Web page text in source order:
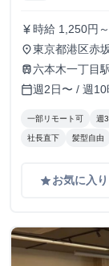
currency_yen 時給 1,250円～
place東京都港区赤
ト
train六本木一丁目
calendar_today週2日〜 / 週10
一部リモート可 週
社長直下 髪型自由
gradeお気に入り